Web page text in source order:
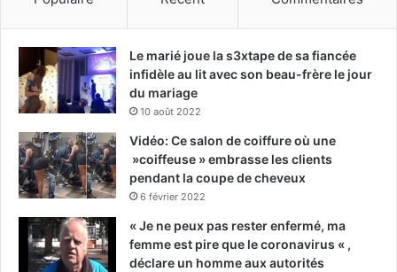
Le marié joue la s3xtape de sa fiancée
infidèle au lit avec son beau-frère le jour
du mariage
10 août 2022
Vidéo: Ce salon de coiffure où une
»coiffeuse » embrasse les clients
pendant la coupe de cheveux
6 février 2022
« Je ne peux pas rester enfermé, ma
femme est pire que le coronavirus « ,
déclare un homme aux autorités